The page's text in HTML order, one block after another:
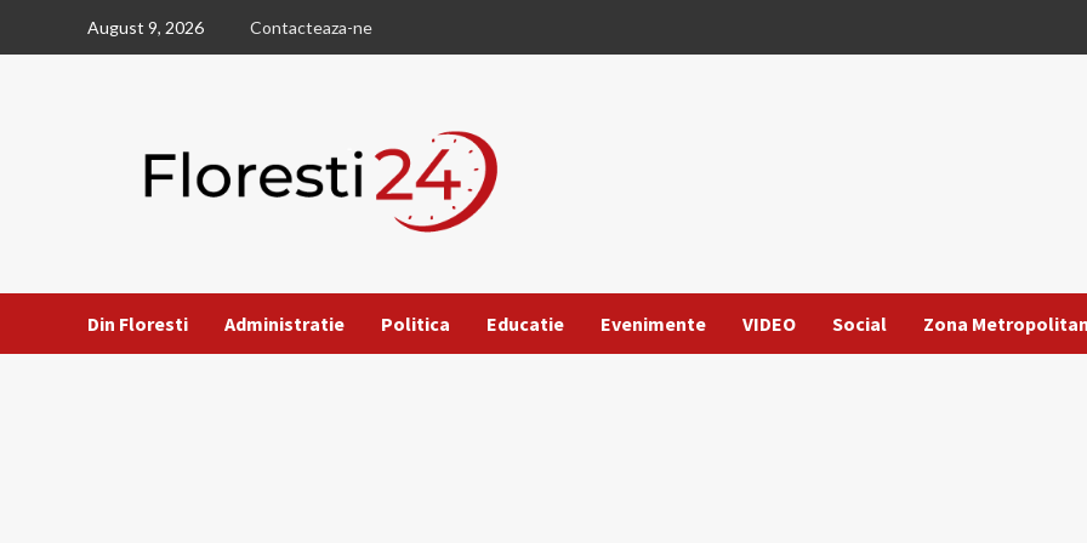
August 9, 2026 Contacteaza-ne
Din Floresti Administratie Politica Educatie Evenimente VIDEO Social Zona